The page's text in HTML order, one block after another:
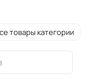
товары категории